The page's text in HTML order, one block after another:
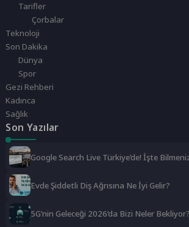
Tarifler
Çorbalar
Teknoloji
Son Dakika
Dünya
Spor
Gezi Rehberi
Kadınca
Sağlık
Son Yazılar
Google Search Live Türkiye’de! İşte
Evde Şiddetli Diş Ağrısına Ne İyi Gelir?
5G’nin Geleceği 2026’da Bizi Neler Bekliyor?